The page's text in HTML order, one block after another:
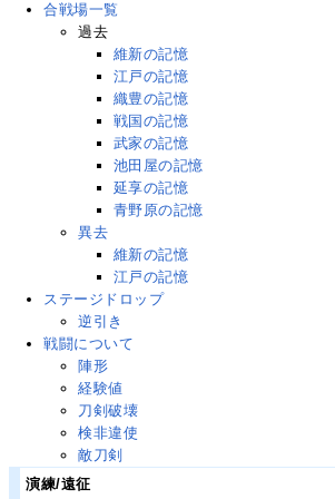
合戦場一覧
過去
維新の記憶
江戸の記憶
織豊の記憶
戦国の記憶
武家の記憶
池田屋の記憶
延享の記憶
青野原の記憶
異去
維新の記憶
江戸の記憶
ステージドロップ
逆引き
戦闘について
陣形
経験値
刀剣破壊
検非違使
敵刀剣
演練/遠征